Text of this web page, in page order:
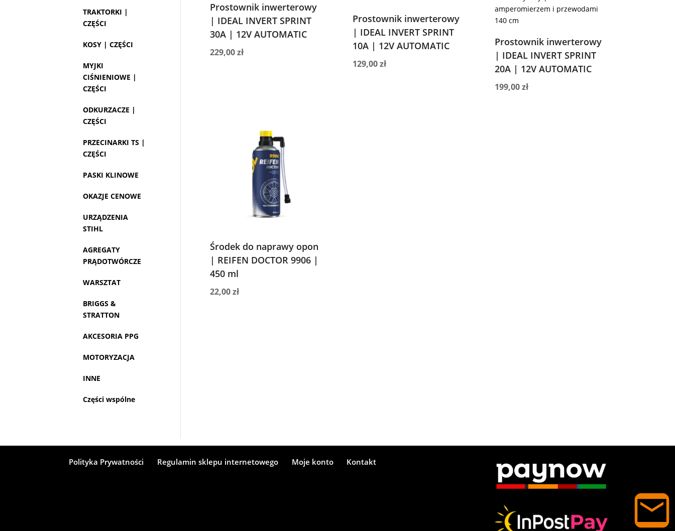
Prostownik inwerterowy
| IDEAL INVERT SPRINT
30A | 12V AUTOMATIC
229,00zł
Prostownik inwerterowy
| IDEAL INVERT SPRINT
10A | 12V AUTOMATIC
129,00zł
Prostownik inwerterowy
| IDEAL INVERT SPRINT
20A | 12V AUTOMATIC
199,00zł
Środek do naprawy opon
| REIFEN DOCTOR 9906 |
450 ml
22,00zł
TRAKTORKI |
CZĘŚCI
KOSY | CZĘŚCI
MYJKI
CIŚNIENIOWE |
CZĘŚCI
ODKURZACZE |
CZĘŚCI
PRZECINARKI TS |
CZĘŚCI
PASKI KLINOWE
OKAZJE CENOWE
URZĄDZENIA
STIHL
AGREGATY
PRĄDOTWÓRCZE
WARSZTAT
BRIGGS &
STRATTON
AKCESORIA PPG
MOTORYZACJA
INNE
Części wspólne
Polityka Prywatności Regulamin sklepu internetowego Moje konto Kontakt